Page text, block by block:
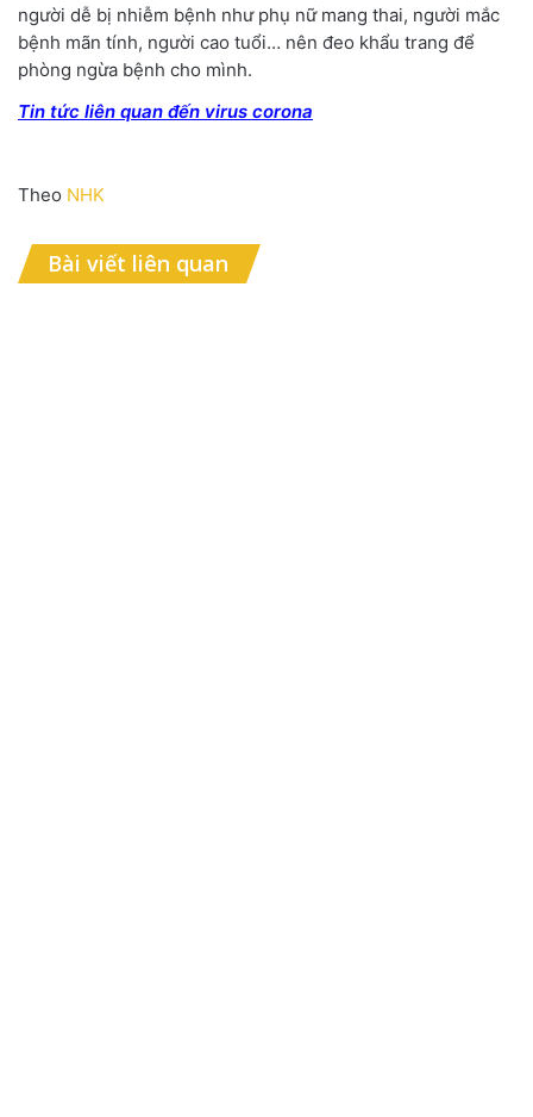
người dễ bị nhiễm bệnh như phụ nữ mang thai, người mắc
bệnh mãn tính, người cao tuổi… nên đeo khẩu trang để
phòng ngừa bệnh cho mình.
Tin tức liên quan đến virus corona
Theo NHK
Bài viết liên quan